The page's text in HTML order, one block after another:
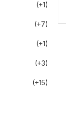
(+1)
(+7)
(+1)
(+3)
(+15)